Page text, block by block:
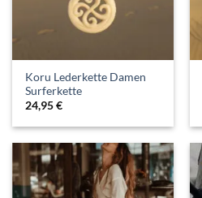
Koru Lederkette Damen
Surferkette
24,95€